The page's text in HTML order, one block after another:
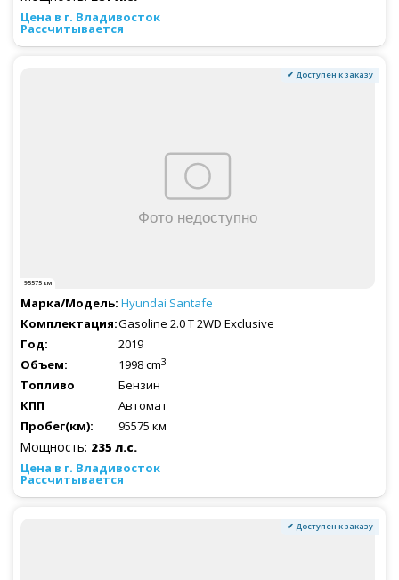
Рассчитывается
✔ Доступен к заказу
95575 км
Hyundai Santafe
Gasoline 2.0 T 2WD Exclusive
2019
1998 cm3
Бензин
Автомат
95575 км
Мощность: 235 л.с.
Рассчитывается
✔ Доступен к заказу